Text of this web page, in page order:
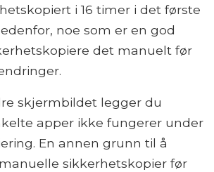
i 16 timer i det første
noe som er en god
det manuelt før
skjermbildet legger du
apper ikke fungerer under
En annen grunn til å
sikkerhetskopier før